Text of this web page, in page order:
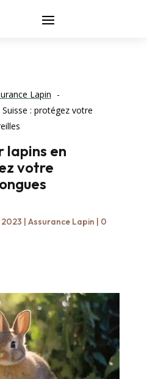
Lapin
: protégez votre
lapins en
votre
2023 | Assurance Lapin | 0